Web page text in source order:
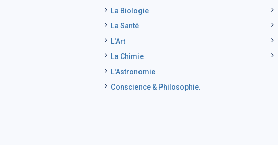
La Biologie
La Santé
L'Art
La Chimie
L'Astronomie
Conscience & Philosophie.